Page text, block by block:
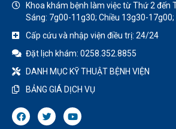
Khoa khám bệnh làm việc từ Thứ 2 đến
Sáng: 7g00-11g30; Chiều 13g30-17g00;
Cấp cứu và nhập viện điều trị: 24/24
Đặt lịch khám: 0258.352.8855
DANH MỤC KỸ THUẬT BỆNH VIỆN
BẢNG GIÁ DỊCH VỤ